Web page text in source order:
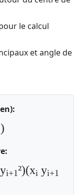
le calcul
et angle de
)
i+1²)(xi yi+1